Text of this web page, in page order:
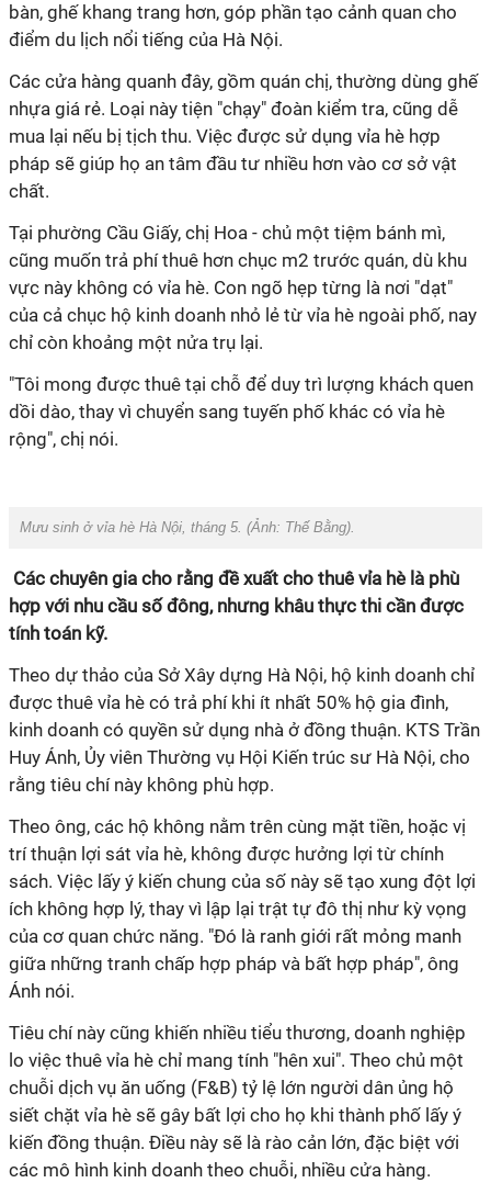
bàn, ghế khang trang hơn, góp phần tạo cảnh quan cho
điểm du lịch nổi tiếng của Hà Nội.
Các cửa hàng quanh đây, gồm quán chị, thường dùng ghế
nhựa giá rẻ. Loại này tiện "chạy" đoàn kiểm tra, cũng dễ
mua lại nếu bị tịch thu. Việc được sử dụng vỉa hè hợp
pháp sẽ giúp họ an tâm đầu tư nhiều hơn vào cơ sở vật
chất.
Tại phường Cầu Giấy, chị Hoa - chủ một tiệm bánh mì,
cũng muốn trả phí thuê hơn chục m2 trước quán, dù khu
vực này không có vỉa hè. Con ngõ hẹp từng là nơi "dạt"
của cả chục hộ kinh doanh nhỏ lẻ từ vỉa hè ngoài phố, nay
chỉ còn khoảng một nửa trụ lại.
"Tôi mong được thuê tại chỗ để duy trì lượng khách quen
dồi dào, thay vì chuyển sang tuyến phố khác có vỉa hè
rộng", chị nói.
Mưu sinh ở vỉa hè Hà Nội, tháng 5. (Ảnh: Thế Bằng).
Các chuyên gia cho rằng đề xuất cho thuê vỉa hè là phù
hợp với nhu cầu số đông, nhưng khâu thực thi cần được
tính toán kỹ.
Theo dự thảo của Sở Xây dựng Hà Nội, hộ kinh doanh chỉ
được thuê vỉa hè có trả phí khi ít nhất 50% hộ gia đình,
kinh doanh có quyền sử dụng nhà ở đồng thuận. KTS Trần
Huy Ánh, Ủy viên Thường vụ Hội Kiến trúc sư Hà Nội, cho
rằng tiêu chí này không phù hợp.
Theo ông, các hộ không nằm trên cùng mặt tiền, hoặc vị
trí thuận lợi sát vỉa hè, không được hưởng lợi từ chính
sách. Việc lấy ý kiến chung của số này sẽ tạo xung đột lợi
ích không hợp lý, thay vì lập lại trật tự đô thị như kỳ vọng
của cơ quan chức năng. "Đó là ranh giới rất mỏng manh
giữa những tranh chấp hợp pháp và bất hợp pháp", ông
Ánh nói.
Tiêu chí này cũng khiến nhiều tiểu thương, doanh nghiệp
lo việc thuê vỉa hè chỉ mang tính "hên xui". Theo chủ một
chuỗi dịch vụ ăn uống (F&B) tỷ lệ lớn người dân ủng hộ
siết chặt vỉa hè sẽ gây bất lợi cho họ khi thành phố lấy ý
kiến đồng thuận. Điều này sẽ là rào cản lớn, đặc biệt với
các mô hình kinh doanh theo chuỗi, nhiều cửa hàng.